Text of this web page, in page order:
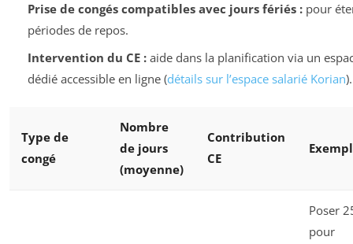
Prise de congés compatibles avec jours fériés :pour
périodes de repos.
Intervention du CE :aide dans la planification via un
dédié accessible en ligne (détails sur l’espace salarié Korian).
Type de
congé
Nombre
de jours
(moyenne)
Contribution
CE
Poser
pour